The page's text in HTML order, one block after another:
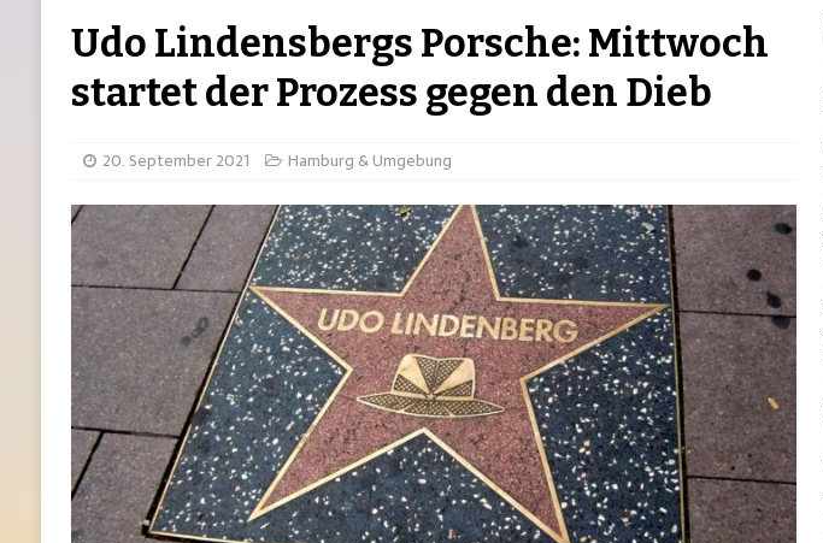
[ 19. Januar 2023 ] 13-Jährige aus Rahlstedt vermisst HAMBURG & UMGEBUNG
Udo Lindensbergs Porsche: Mittwoch
startet der Prozess gegen den Dieb
20. September 2021 Hamburg & Umgebung